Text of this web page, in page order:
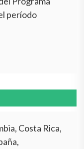
período
Costa Rica,